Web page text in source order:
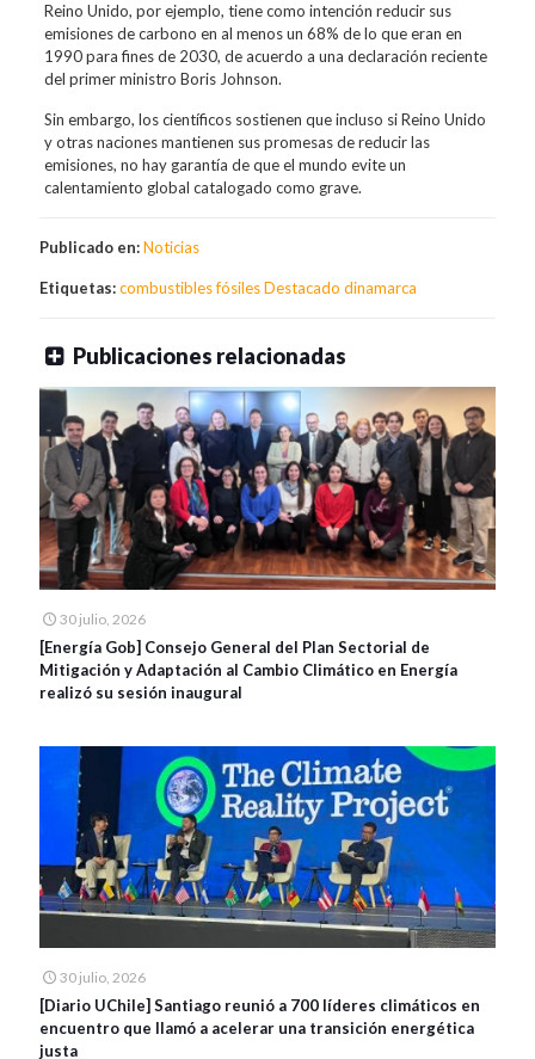
Reino Unido, por ejemplo, tiene como intención reducir sus
emisiones de carbono en al menos un 68% de lo que eran en
1990 para fines de 2030, de acuerdo a una declaración reciente
del primer ministro Boris Johnson.
Sin embargo, los científicos sostienen que incluso si Reino Unido
y otras naciones mantienen sus promesas de reducir las
emisiones, no hay garantía de que el mundo evite un
calentamiento global catalogado como grave.
Publicado en:Noticias
Etiquetas:combustibles fósilesDestacado dinamarca
Publicaciones relacionadas
30 julio, 2026
[Energía Gob] Consejo General del Plan Sectorial de
Mitigación y Adaptación al Cambio Climático en Energía
realizó su sesión inaugural
30 julio, 2026
[Diario UChile] Santiago reunió a 700 líderes climáticos en
encuentro que llamó a acelerar una transición energética
justa